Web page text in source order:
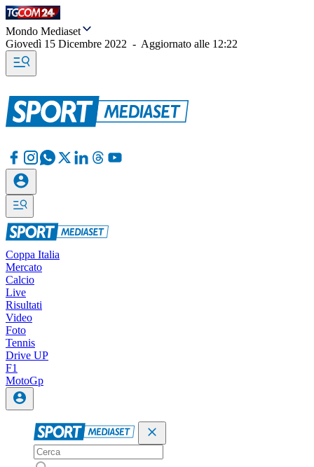
Mondo Mediaset
Giovedì 15 Dicembre 2022 - Aggiornato alle 12:22
Coppa Italia
Mercato
Calcio
Live
Risultati
Video
Foto
Tennis
Drive UP
F1
MotoGp